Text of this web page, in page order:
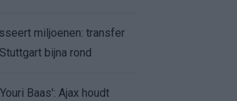
miljoenen: transfer
bijna rond
Baas': Ajax houdt